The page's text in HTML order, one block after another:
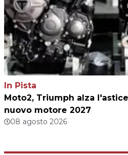
In Pista
Moto2, Triumph alza
nuovo motore 2027
08 agosto 2026